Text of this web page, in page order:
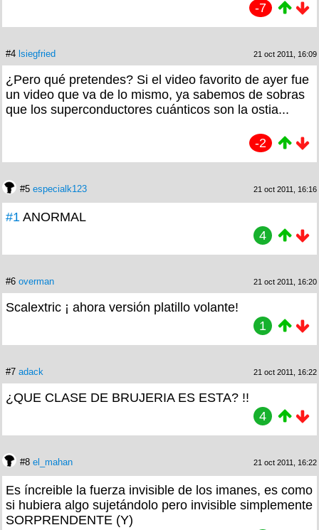
-7
#4 lsiegfried 21 oct 2011, 16:09
¿Pero qué pretendes? Si el video favorito de ayer fue
un video que va de lo mismo, ya sabemos de sobras
que los superconductores cuánticos son la ostia...
-2
#5 especialk123 21 oct 2011, 16:16
#1 ANORMAL
4
#6 overman 21 oct 2011, 16:20
Scalextric ¡ ahora versión platillo volante!
1
#7 adack 21 oct 2011, 16:22
¿QUE CLASE DE BRUJERIA ES ESTA? !!
4
#8 el_mahan 21 oct 2011, 16:22
Es íncreible la fuerza invisible de los imanes, es como
si hubiera algo sujetándolo pero invisible simplemente
SORPRENDENTE (Y)